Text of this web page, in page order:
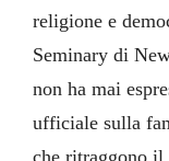
religione e
Seminary di
non ha mai
ufficiale sulla